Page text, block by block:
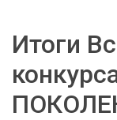
Итоги